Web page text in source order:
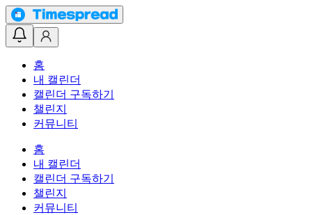
홈
내 캘린더
캘린더 구독하기
챌린지
커뮤니티
홈
내 캘린더
캘린더 구독하기
챌린지
커뮤니티